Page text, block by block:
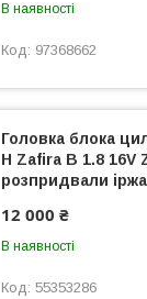
В наявності
97368662
Головка блока
H Zafira B 1.8 16V
розпридвали
12 000 ₴
В наявності
55353286